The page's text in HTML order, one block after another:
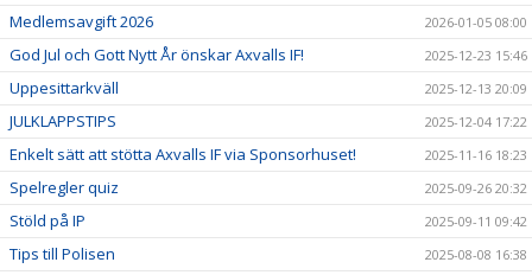
Medlemsavgift 2026 2026-01-05 08:00
God Jul och Gott Nytt År önskar Axvalls IF! 2025-12-23 15:46
Uppesittarkväll 2025-12-13 20:09
JULKLAPPSTIPS 2025-12-04 17:22
Enkelt sätt att stötta Axvalls IF via Sponsorhuset! 2025-11-16 18:23
Spelregler quiz 2025-09-26 20:32
Stöld på IP 2025-09-11 09:42
Tips till Polisen 2025-08-08 16:38